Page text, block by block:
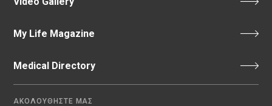
My Life Magazine
Medical Directory
ΑΚΟΛΟΥΘΗΣΤΕ ΜΑΣ